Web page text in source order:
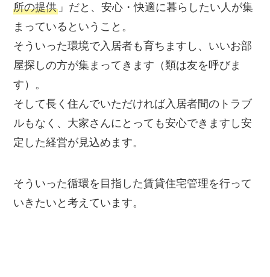
所の提供 」だと、安心・快適に暮らしたい人が集
まっているということ。
そういった環境で入居者も育ちますし、いいお部
屋探しの方が集まってきます（類は友を呼びま
す）。
そして長く住んでいただければ入居者間のトラブ
ルもなく、大家さんにとっても安心できますし安
定した経営が見込めます。
そういった循環を目指した賃貸住宅管理を行って
いきたいと考えています。